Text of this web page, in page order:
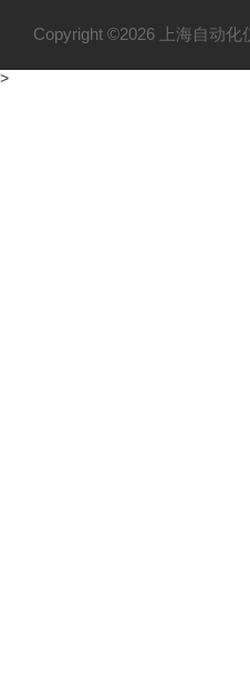
压力变送器
Copyright ©2026 上海自动
>